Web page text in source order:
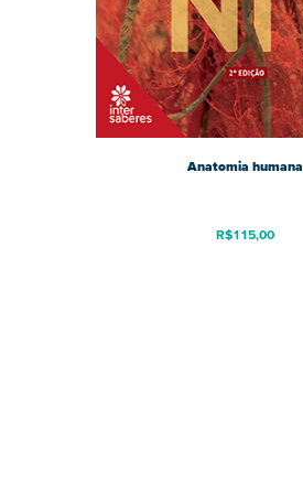
Anatomia humana
R$115,00